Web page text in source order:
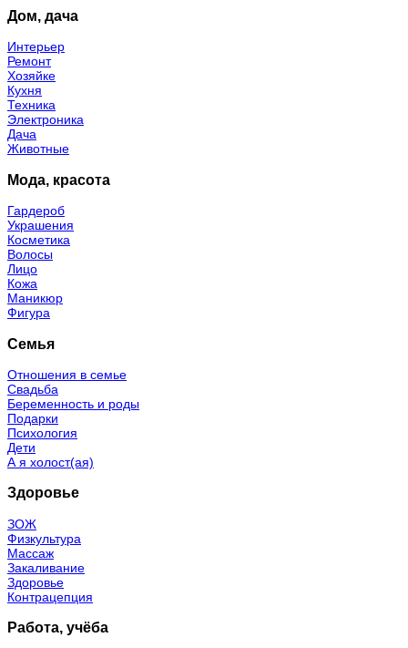
Дом, дача
Интерьер
Ремонт
Хозяйке
Кухня
Техника
Электроника
Дача
Животные
Мода, красота
Гардероб
Украшения
Косметика
Волосы
Лицо
Кожа
Маникюр
Фигура
Семья
Отношения в семье
Свадьба
Беременность и роды
Подарки
Психология
Дети
А я холост(ая)
Здоровье
ЗОЖ
Физкультура
Массаж
Закаливание
Здоровье
Контрацепция
Работа, учёба